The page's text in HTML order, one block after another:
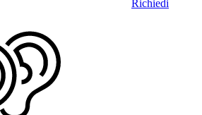
Richiedi